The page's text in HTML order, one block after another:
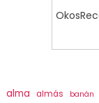
alma almás banán